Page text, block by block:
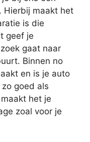
Hierbij maakt het
is die
geef je
gaat naar
Binnen no
en is je auto
goed als
het je
zoal voor je